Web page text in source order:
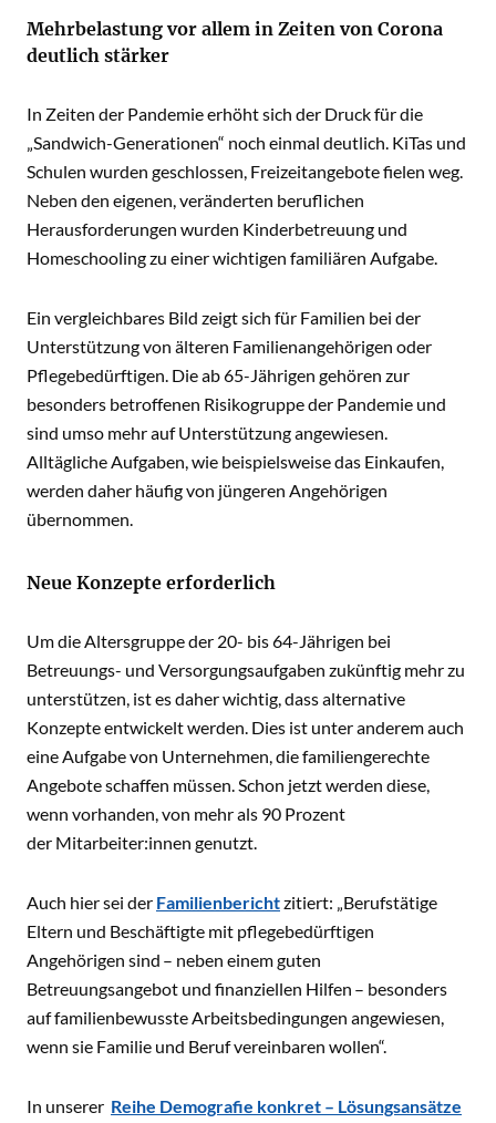
Mehrbelastung vor allem in Zeiten von Corona
deutlich stärker
In Zeiten der Pandemie erhöht sich der Druck für die
„Sandwich-Generationen“ noch einmal deutlich. KiTas und
Schulen wurden geschlossen, Freizeitangebote fielen weg.
Neben den eigenen, veränderten beruflichen
Herausforderungen wurden Kinderbetreuung und
Homeschooling zu einer wichtigen familiären Aufgabe.
Ein vergleichbares Bild zeigt sich für Familien bei der
Unterstützung von älteren Familienangehörigen oder
Pflegebedürftigen. Die ab 65-Jährigen gehören zur
besonders betroffenen Risikogruppe der Pandemie und
sind umso mehr auf Unterstützung angewiesen.
Alltägliche Aufgaben, wie beispielsweise das Einkaufen,
werden daher häufig von jüngeren Angehörigen
übernommen.
Neue Konzepte erforderlich
Um die Altersgruppe der 20- bis 64-Jährigen bei
Betreuungs- und Versorgungsaufgaben zukünftig mehr zu
unterstützen, ist es daher wichtig, dass alternative
Konzepte entwickelt werden. Dies ist unter anderem auch
eine Aufgabe von Unternehmen, die familiengerechte
Angebote schaffen müssen. Schon jetzt werden diese,
wenn vorhanden, von mehr als 90 Prozent
der Mitarbeiter:innen genutzt.
Auch hier sei der Familienberichtzitiert: „Berufstätige
Eltern und Beschäftigte mit pflegebedürftigen
Angehörigen sind – neben einem guten
Betreuungsangebot und finanziellen Hilfen – besonders
auf familienbewusste Arbeitsbedingungen angewiesen,
wenn sie Familie und Beruf vereinbaren wollen“.
In unserer Reihe Demografie konkret – Lösungsansätze